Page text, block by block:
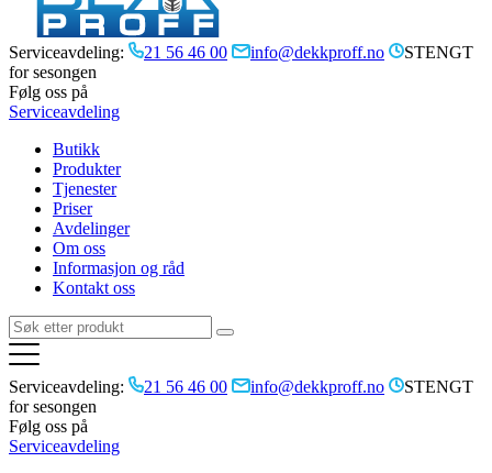
Serviceavdeling: 21 56 46 00 info@dekkproff.no
STENGT
for sesongen
Følg oss på
Serviceavdeling
Butikk
Produkter
Tjenester
Priser
Avdelinger
Om oss
Informasjon og råd
Kontakt oss
Serviceavdeling: 21 56 46 00 info@dekkproff.no
STENGT
for sesongen
Følg oss på
Serviceavdeling